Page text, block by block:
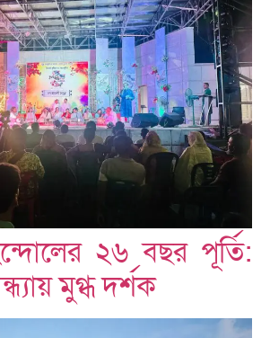
২৬ বছর পূর্তি:
মুগ্ধ দর্শক